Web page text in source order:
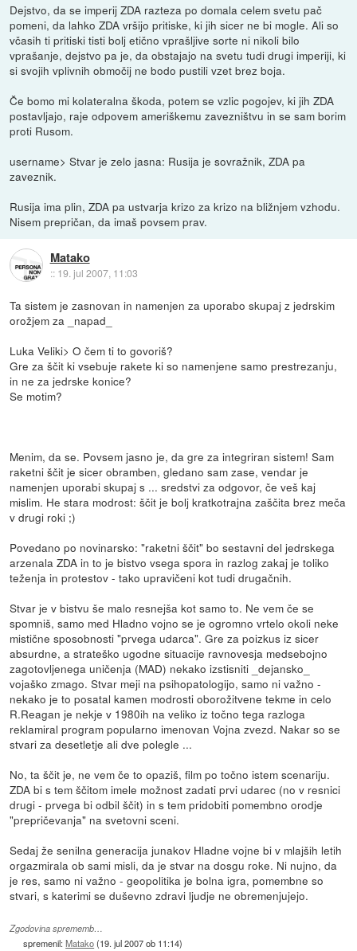
Dejstvo, da se imperij ZDA razteza po domala celem svetu pač
pomeni, da lahko ZDA vršijo pritiske, ki jih sicer ne bi mogle. Ali so
včasih ti pritiski tisti bolj etično vprašljive sorte ni nikoli bilo
vprašanje, dejstvo pa je, da obstajajo na svetu tudi drugi imperiji, ki
si svojih vplivnih območij ne bodo pustili vzet brez boja.
Če bomo mi kolateralna škoda, potem se vzlic pogojev, ki jih ZDA
postavljajo, raje odpovem ameriškemu zavezništvu in se sam borim
proti Rusom.
username> Stvar je zelo jasna: Rusija je sovražnik, ZDA pa
zaveznik.
Rusija ima plin, ZDA pa ustvarja krizo za krizo na bližnjem vzhodu.
Nisem prepričan, da imaš povsem prav.
Matako
:: 19. jul 2007, 11:03
Ta sistem je zasnovan in namenjen za uporabo skupaj z jedrskim
orožjem za _napad_
Luka Veliki> O čem ti to govoriš?
Gre za ščit ki vsebuje rakete ki so namenjene samo prestrezanju,
in ne za jedrske konice?
Se motim?
Menim, da se. Povsem jasno je, da gre za integriran sistem! Sam
raketni ščit je sicer obramben, gledano sam zase, vendar je
namenjen uporabi skupaj s ... sredstvi za odgovor, če veš kaj
mislim. He stara modrost: ščit je bolj kratkotrajna zaščita brez meča
v drugi roki ;)
Povedano po novinarsko: "raketni ščit" bo sestavni del jedrskega
arzenala ZDA in to je bistvo vsega spora in razlog zakaj je toliko
teženja in protestov - tako upravičeni kot tudi drugačnih.
Stvar je v bistvu še malo resnejša kot samo to. Ne vem če se
spomniš, samo med Hladno vojno se je ogromno vrtelo okoli neke
mistične sposobnosti "prvega udarca". Gre za poizkus iz sicer
absurdne, a strateško ugodne situacije ravnovesja medsebojno
zagotovljenega uničenja (MAD) nekako izstisniti _dejansko_
vojaško zmago. Stvar meji na psihopatologijo, samo ni važno -
nekako je to posatal kamen modrosti oborožitvene tekme in celo
R.Reagan je nekje v 1980ih na veliko iz točno tega razloga
reklamiral program popularno imenovan Vojna zvezd. Nakar so se
stvari za desetletje ali dve polegle ...
No, ta ščit je, ne vem če to opaziš, film po točno istem scenariju.
ZDA bi s tem ščitom imele možnost zadati prvi udarec (no v resnici
drugi - prvega bi odbil ščit) in s tem pridobiti pomembno orodje
"prepričevanja" na svetovni sceni.
Sedaj že senilna generacija junakov Hladne vojne bi v mlajših letih
orgazmirala ob sami misli, da je stvar na dosgu roke. Ni nujno, da
je res, samo ni važno - geopolitika je bolna igra, pomembne so
stvari, s katerimi se duševno zdravi ljudje ne obremenjujejo.
Zgodovina sprememb…
spremenil:Matako(19. jul 2007 ob 11:14)